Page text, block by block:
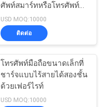
ศัพท์สมาร์ทหรือโทรศัพท์
และโน้ตบุ๊ค WX4710-
7R0K95L
USD MOQ:10000
ติดต่อ
โทรศัพท์มือถือขนาดเล็กที่
ชาร์จแบบไร้สายได้สองชั้น
ด้วยเฟอร์ไรท์
USD MOQ:10000